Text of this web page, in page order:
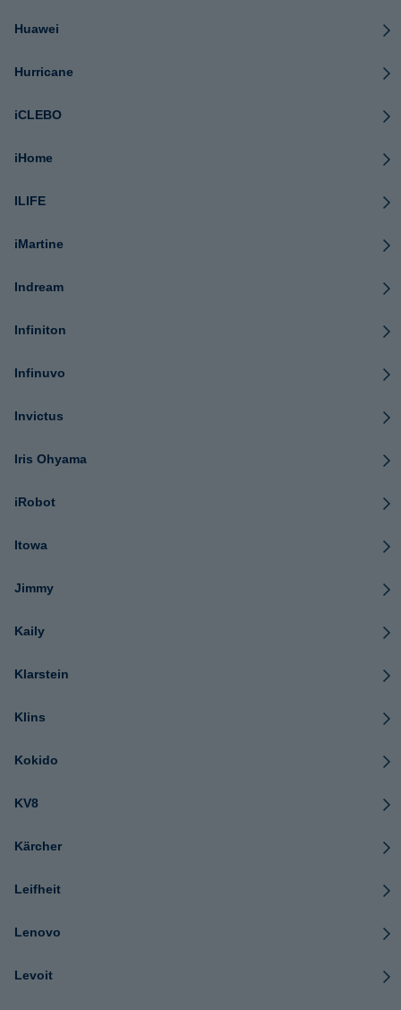
Huawei
Hurricane
iCLEBO
iHome
ILIFE
iMartine
Indream
Infiniton
Infinuvo
Invictus
Iris Ohyama
iRobot
Itowa
Jimmy
Kaily
Klarstein
Klins
Kokido
KV8
Kärcher
Leifheit
Lenovo
Levoit